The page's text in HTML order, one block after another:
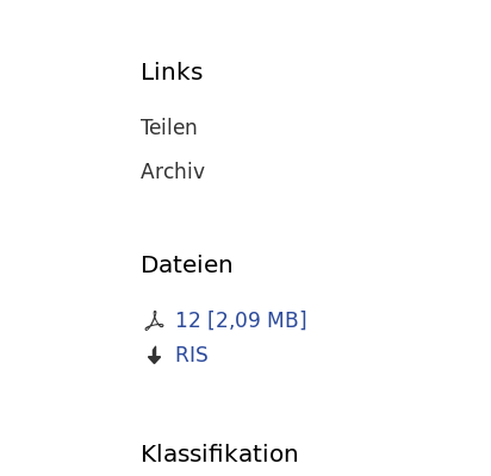
Links
Teilen
Archiv
Dateien
12 [2,09 MB]
RIS
Klassifikation